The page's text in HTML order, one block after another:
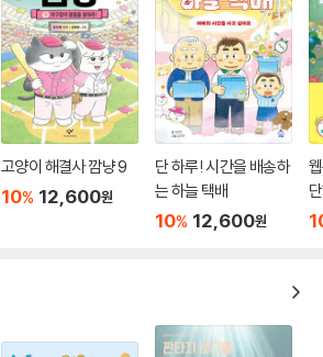
고양이 해결사 깜냥 9
10% 12,600원
단 하루! 시간을 배송하
는 하늘 택배
10% 12,600원